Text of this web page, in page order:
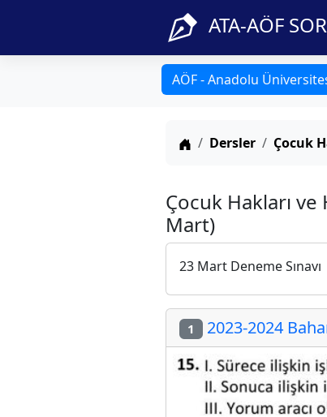
ATA-AÖF
AÖF - Anadolu
Anasayfa
Dersler Çocuk
Çocuk Hakları ve
Mart)
23 Mart Deneme Sınavı
1 2023-2024